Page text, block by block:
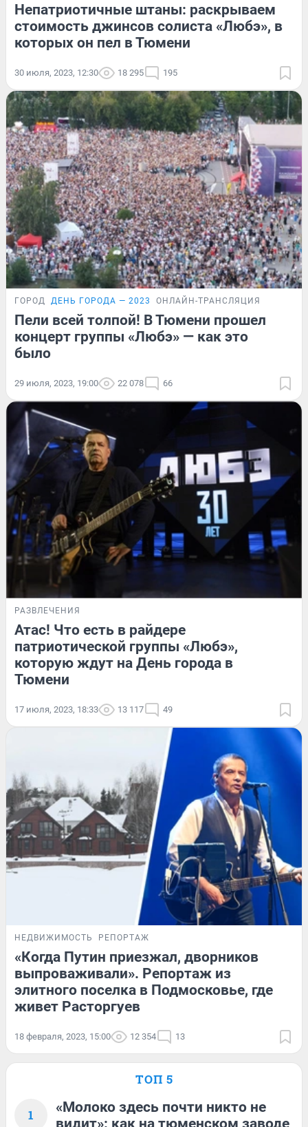
Непатриотичные штаны: раскрываем
стоимость джинсов солиста «Любэ», в
которых он пел в Тюмени
30 июля, 2023, 12:30 18 295 195
ГОРОД ДЕНЬ ГОРОДА — 2023 ОНЛАЙН-ТРАНСЛЯЦИЯ
Пели всей толпой! В Тюмени прошел
концерт группы «Любэ» — как это
было
29 июля, 2023, 19:00 22 078 66
РАЗВЛЕЧЕНИЯ
Атас! Что есть в райдере
патриотической группы «Любэ»,
которую ждут на День города в
Тюмени
17 июля, 2023, 18:33 13 117 49
НЕДВИЖИМОСТЬ РЕПОРТАЖ
«Когда Путин приезжал, дворников
выпроваживали». Репортаж из
элитного поселка в Подмосковье, где
живет Расторгуев
18 февраля, 2023, 15:00 12 354 13
ТОП 5
1
«Молоко здесь почти никто не
видит»: как на тюменском заводе